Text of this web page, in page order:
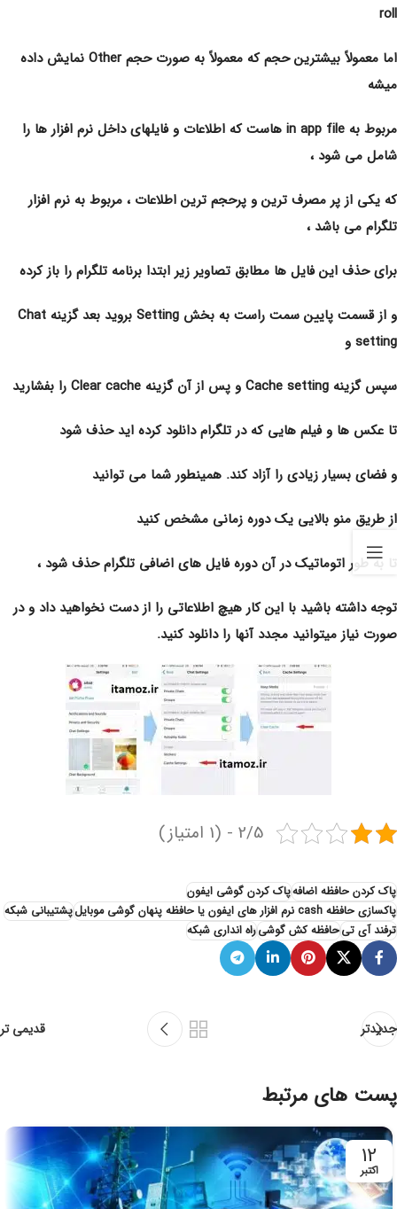
roll
اما معمولاً بیشترین حجم که معمولاً به صورت حجم Other نمایش داده
میشه
مربوط به in app file هاست که اطلاعات و فایلهاى داخل نرم افزار ها را
شامل می شود ،
که یکى از پر مصرف ترین و پرحجم ترین اطلاعات ، مربوط به نرم افزار
تلگرام می باشد ،
براى حذف این فایل ها مطابق تصاویر زیر ابتدا برنامه تلگرام را باز کرده
و از قسمت پایین سمت راست به بخش Setting بروید بعد گزینه Chat
setting و
سپس گزینه Cache setting و پس از آن گزینه Clear cache را بفشارید
تا عکس ها و فیلم هایى که در تلگرام دانلود کرده اید حذف شود
و فضاى بسیار زیادى را آزاد کند. همینطور شما می توانید
از طریق منو بالایی یک دوره زمانی مشخص کنید
تا به طور اتوماتیک در آن دوره فایل های اضافی تلگرام حذف شود ،
توجه داشته باشید با این کار هیچ اطلاعاتى را از دست نخواهید داد و در
صورت نیاز میتوانید مجدد آنها را دانلود کنید.
2/5 - (1 امتیاز)
پاک کردن حافظه اضافهپاک کردن گوشی ایفون
پاکسازی حافظه cash نرم افزار های ایفون یا حافظه پنهان گوشی موبایل
پشتیبانی شبکه
ترفند آی تیحافظه کش گوشیراه انداری شبکه
جدیدتر قدیمی تر
پست های مرتبط
12
اکتبر